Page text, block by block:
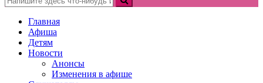
Главная
Афиша
Детям
Новости
Анонсы
Изменения в афише